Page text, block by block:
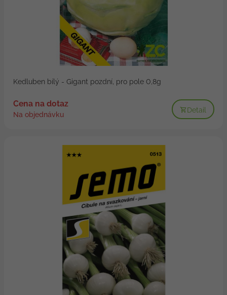
Kedluben bílý - Gigant pozdní, pro pole 0,8g
Cena na dotaz
Na objednávku
Detail